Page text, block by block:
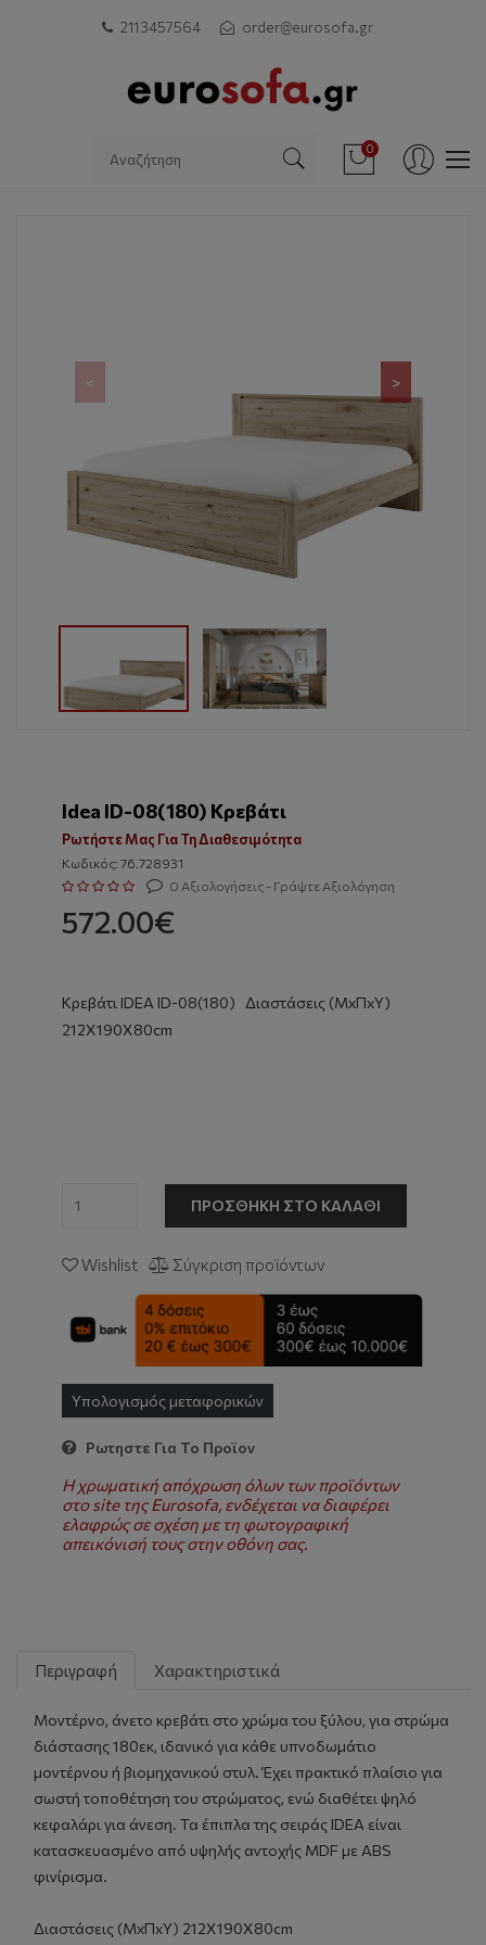
211 3457564 order@eurosofa.gr
0
< >
Idea ID-08(180) Κρεβάτι
Ρωτήστε Μας Για Τη Διαθεσιμότητα
Κωδικός: 76.728931
0 Αξιολογήσεις - Γράψτε Αξιολόγηση
572.00€
Κρεβάτι IDEA ID-08(180) Διαστάσεις (ΜxΠxΥ)
212Χ190Χ80cm
ΠΡΟΣΘΉΚΗ ΣΤΟ ΚΑΛΆΘΙ
Wishlist Σύγκριση προϊόντων
Υπολογισμός μεταφορικών
Ρωτηστε Για Το Προϊον
Η χρωματική απόχρωση όλων των προϊόντων
στο site της Eurosofa, ενδέχεται να διαφέρει
ελαφρώς σε σχέση με τη φωτογραφική
απεικόνισή τους στην οθόνη σας.
Περιγραφή Χαρακτηριστικά
Μοντέρνο, άνετο κρεβάτι στο χρώμα του ξύλου, για στρώμα
διάστασης 180εκ, ιδανικό για κάθε υπνοδωμάτιο
μοντέρνου ή βιομηχανικού στυλ. Έχει πρακτικό πλαίσιο για
σωστή τοποθέτηση του στρώματος, ενώ διαθέτει ψηλό
κεφαλάρι για άνεση. Τα έπιπλα της σειράς IDEA είναι
κατασκευασμένο από υψηλής αντοχής MDF με ABS
φινίρισμα.
Διαστάσεις (ΜxΠxΥ) 212Χ190Χ80cm